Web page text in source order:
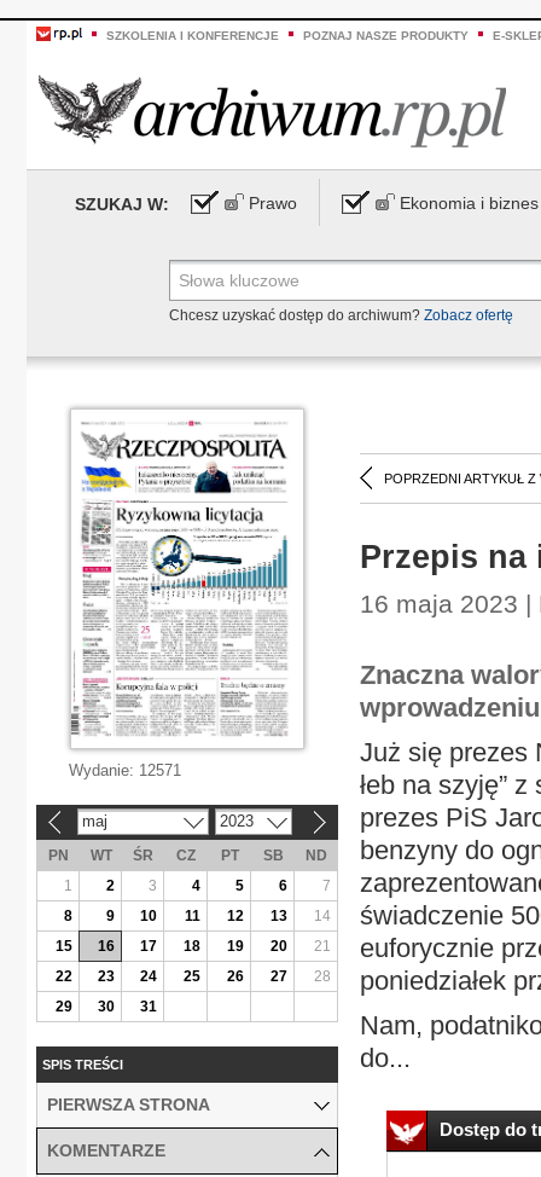
SZKOLENIA I KONFERENCJE POZNAJ NASZE PRODUKTY E-
SZUKAJ W: Prawo Ekonomia i biznes
Chcesz uzyskać dostęp do archiwum? Zobacz ofertę
POPRZEDNI ARTYKUŁ Z
Przepis na
16 maja 2023 |
Znaczna
Już się prezes
łeb na szyję”
prezes PiS
benzyny do
świadczenie
euforycznie
poniedziałek
Nam,
do...
Dostęp do
Wydanie: 12571
maj 2023
PN WT ŚR CZ PT SB
ND
1
2 3 4 5 6
7
8
9 10 11 12 13
14
15
16 17 18 19 20
21
22
23 24 25 26 27
28
29
30 31
SPIS TREŚCI
PIERWSZA STRONA
KOMENTARZE